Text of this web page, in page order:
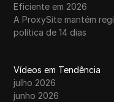
Eficiente em 2026
A ProxySite mantém
política de 14 dias
Vídeos em Tendência
julho 2026
junho 2026